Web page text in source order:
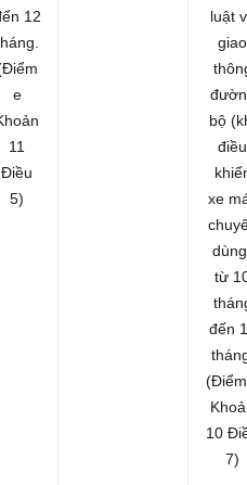
12
e
11
Điều
5)
luật
giao
bộ
điều
xe
từ
đến
10
7)